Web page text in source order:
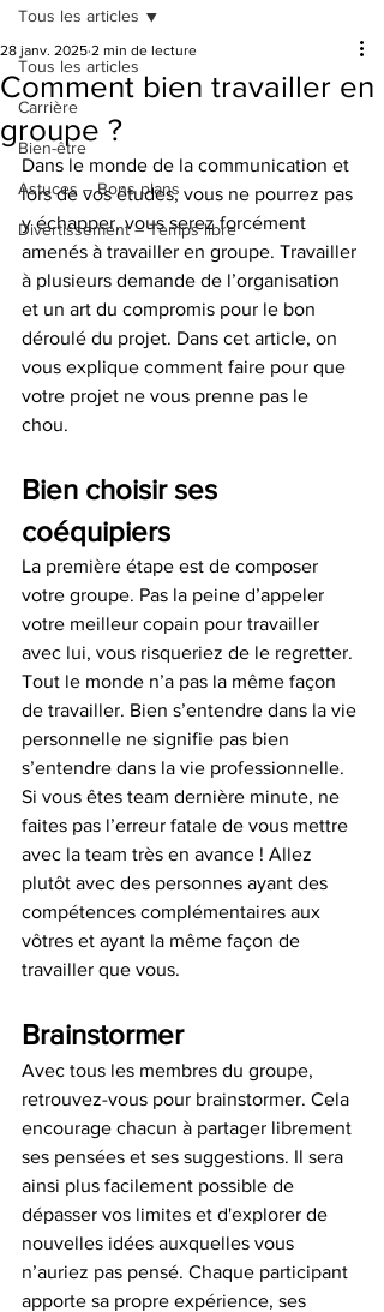
Tous les articles
Carrière
Bien-être
Astuces – Bons plans
Divertissement – Temps libre
Tous les articles
Comment bien travailler en
groupe ?
28 janv. 2025 2 min de lecture
Dans le monde de la communication et
lors de vos études, vous ne pourrez pas
y échapper, vous serez forcément
amenés à travailler en groupe. Travailler
à plusieurs demande de l’organisation
et un art du compromis pour le bon
déroulé du projet. Dans cet article, on
vous explique comment faire pour que
votre projet ne vous prenne pas le
chou.
Bien choisir ses
coéquipiers
La première étape est de composer
votre groupe. Pas la peine d’appeler
votre meilleur copain pour travailler
avec lui, vous risqueriez de le regretter.
Tout le monde n’a pas la même façon
de travailler. Bien s’entendre dans la vie
personnelle ne signifie pas bien
s’entendre dans la vie professionnelle.
Si vous êtes team dernière minute, ne
faites pas l’erreur fatale de vous mettre
avec la team très en avance ! Allez
plutôt avec des personnes ayant des
compétences complémentaires aux
vôtres et ayant la même façon de
travailler que vous.
Brainstormer
Avec tous les membres du groupe,
retrouvez-vous pour brainstormer. Cela
encourage chacun à partager librement
ses pensées et ses suggestions. Il sera
ainsi plus facilement possible de
dépasser vos limites et d'explorer de
nouvelles idées auxquelles vous
n’auriez pas pensé. Chaque participant
apporte sa propre expérience, ses